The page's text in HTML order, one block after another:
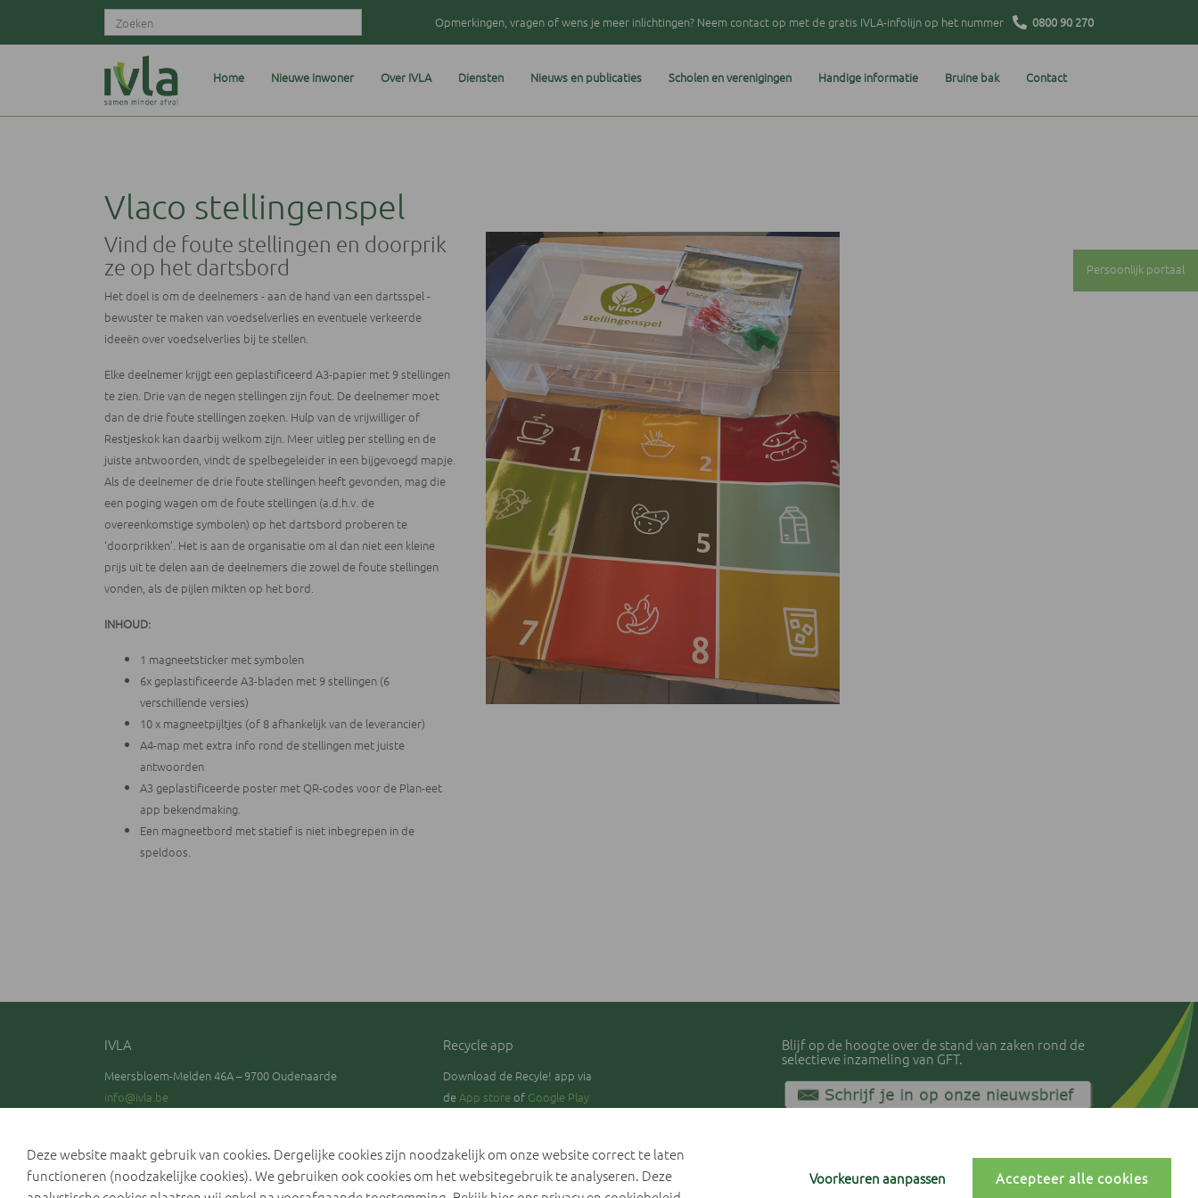
Opmerkingen, vragen of wens je meer inlichtingen? Neem contact op met de gratis IVLA-infolijn op het nummer 0800 90 270
Home Nieuwe inwoner Over IVLA Diensten Nieuws en publicaties Scholen en verenigingen Handige informatie Bruine bak Contact
Persoonlijk portaal
Vlaco stellingenspel
Vind de foute stellingen en doorprik
ze op het dartsbord
Het doel is om de deelnemers - aan de hand van een dartsspel -
bewuster te maken van voedselverlies en eventuele verkeerde
ideeën over voedselverlies bij te stellen.
Elke deelnemer krijgt een geplastificeerd A3-papier met 9 stellingen
te zien. Drie van de negen stellingen zijn fout. De deelnemer moet
dan de drie foute stellingen zoeken. Hulp van de vrijwilliger of
Restjeskok kan daarbij welkom zijn. Meer uitleg per stelling en de
juiste antwoorden, vindt de spelbegeleider in een bijgevoegd mapje.
Als de deelnemer de drie foute stellingen heeft gevonden, mag die
een poging wagen om de foute stellingen (a.d.h.v. de
overeenkomstige symbolen) op het dartsbord proberen te
‘doorprikken’. Het is aan de organisatie om al dan niet een kleine
prijs uit te delen aan de deelnemers die zowel de foute stellingen
vonden, als de pijlen mikten op het bord.
INHOUD:
1 magneetsticker met symbolen
6x geplastificeerde A3-bladen met 9 stellingen (6
verschillende versies)
10 x magneetpijltjes (of 8 afhankelijk van de leverancier)
A4-map met extra info rond de stellingen met juiste
antwoorden
A3 geplastificeerde poster met QR-codes voor de Plan-eet
app bekendmaking.
Een magneetbord met statief is niet inbegrepen in de
speldoos.
IVLA
Meersbloem-Melden 46A – 9700 Oudenaarde
info@ivla.be
Lees onze Facebook policy
Recycle app
Download de Recyle! app via
deApp store of Google Play
Blijf op de hoogte over de stand van zaken rond de
selectieve inzameling van GFT.
Deze website maakt gebruik van cookies. Dergelijke cookies zijn noodzakelijk om onze website correct te laten
functioneren (noodzakelijke cookies). We gebruiken ook cookies om het websitegebruik te analyseren. Deze
Voorkeuren aanpassen Accepteer alle cookies